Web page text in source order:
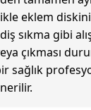
eklem
sıkma gibi
çıkması
sağlık